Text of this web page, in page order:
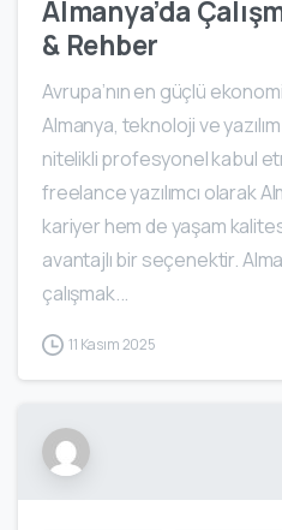
Almanya’da
& Rehber
Avrupa’nın en güçlü
Almanya, teknoloji ve
nitelikli profesyonel kabul
freelance yazılımcı olarak
kariyer hem de yaşam
avantajlı bir seçenektir.
çalışmak...
11 Kasım 2025